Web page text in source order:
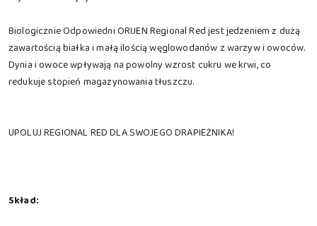
Biologicznie Odpowiedni ORIJEN Regional Red jest jedzeniem z dużą
zawartością białka i małą ilością węglowodanów z warzyw i owoców.
Dynia i owoce wpływają na powolny wzrost cukru we krwi, co
redukuje stopień magazynowania tłuszczu.
UPOLUJ REGIONAL RED DLA SWOJEGO DRAPIEŻNIKA!
Skład: